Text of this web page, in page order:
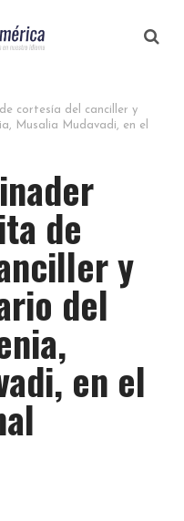
cortesía del canciller y
Musalia Mudavadi, en el
de
y
del
en el